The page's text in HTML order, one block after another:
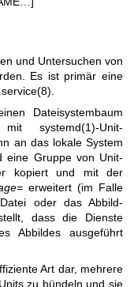
und Untersuchen von
Es ist primär eine
Dateisystembaum
mit systemd(1)-Unit-
an das lokale System
eine Gruppe von Unit-
kopiert und mit der
erweitert (im Falle
oder das Abbild-
dass die Dienste
Abbildes ausgeführt
Art dar, mehrere
zu bündeln und sie